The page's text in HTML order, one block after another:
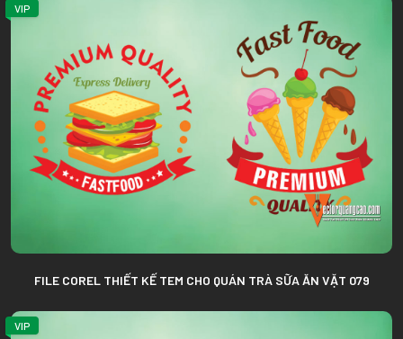
VIP
FILE COREL THIẾT KẾ TEM CHO QUÁN TRÀ SỮA ĂN VẶT 079
VIP